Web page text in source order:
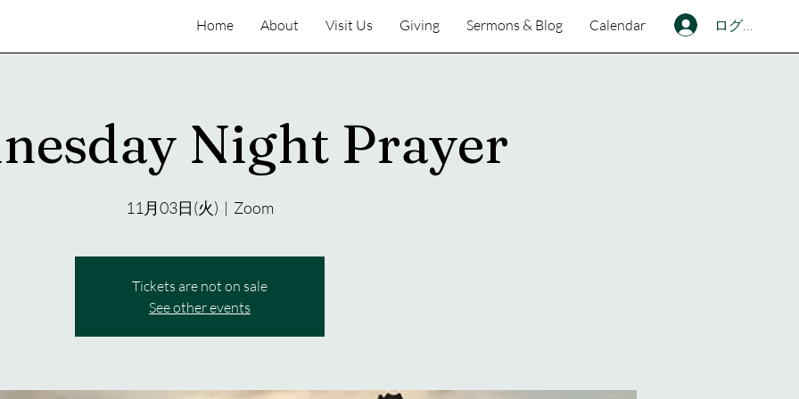
Home About Visit Us Giving Sermons & Blog Calendar ログイン
Night Prayer
11月03日(火)
  |
Zoom
Tickets are not on sale
See other events